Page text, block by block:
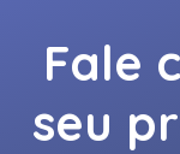
Fale
seu